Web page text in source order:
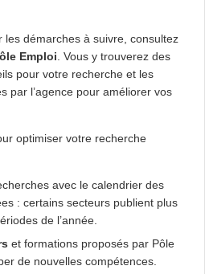
les démarches à suivre, consultez
Emploi. Vous y trouverez des
pour votre recherche et les
par l’agence pour améliorer vos
optimiser votre recherche
avec le calendrier des
: certains secteurs publient plus
de l’année.
et formations proposés par Pôle
de nouvelles compétences.